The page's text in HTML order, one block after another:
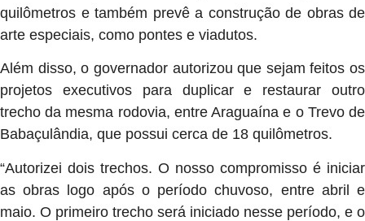
quilômetros e também prevê a construção de obras de
arte especiais, como pontes e viadutos.
Além disso, o governador autorizou que sejam feitos os
projetos executivos para duplicar e restaurar outro
trecho da mesma rodovia, entre Araguaína e o Trevo de
Babaçulândia, que possui cerca de 18 quilômetros.
“Autorizei dois trechos. O nosso compromisso é iniciar
as obras logo após o período chuvoso, entre abril e
maio. O primeiro trecho será iniciado nesse período, e o